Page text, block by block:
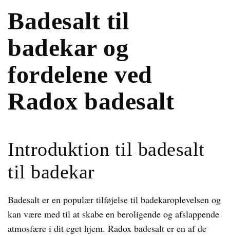
Badesalt til
badekar og
fordelene ved
Radox badesalt
Introduktion til badesalt
til badekar
Badesalt er en populær tilføjelse til badekaroplevelsen og
kan være med til at skabe en beroligende og afslappende
atmosfære i dit eget hjem. Radox badesalt er en af de